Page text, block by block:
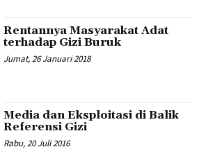
Rentannya Masyarakat Adat
terhadap Gizi Buruk
Jumat, 26 Januari 2018
Media dan Eksploitasi di Balik
Referensi Gizi
Rabu, 20 Juli 2016